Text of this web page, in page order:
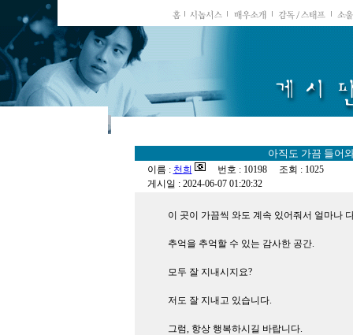
아직도 가끔 들어
이름 : 천희
번호 : 10198 조회 : 1025
게시일 : 2024-06-07 01:20:32
이 곳이 가끔씩 와도 계속 있어줘서 얼마나
추억을 추억할 수 있는 감사한 공간.
모두 잘 지내시지요?
저도 잘 지내고 있습니다.
그럼, 항상 행복하시길 바랍니다.